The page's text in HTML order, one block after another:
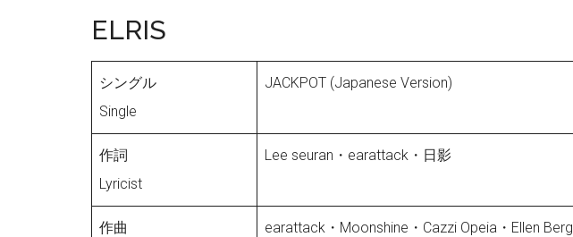
ELRIS
シングル
Single
JACKPOT (Japanese Version)
作詞
Lyricist
Lee seuran・earattack・日影
作曲
earattack・Moonshine・Cazzi Opeia・Ellen Berg